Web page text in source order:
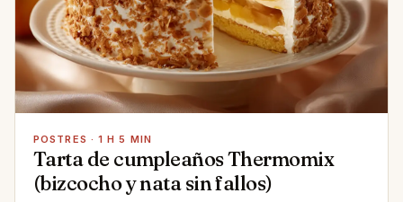
POSTRES · 1 H 5 MIN
Tarta de cumpleaños Thermomix
(bizcocho y nata sin fallos)